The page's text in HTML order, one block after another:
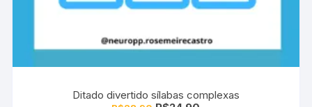
Ditado divertido sílabas complexas